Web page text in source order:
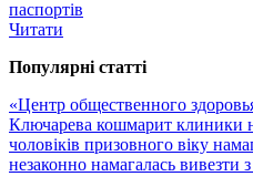
паспортів
Читати
Популярнi статтi
«Центр общественного
Ключарева кошмарит клиники
чоловіків призовного віку
незаконно намагалась вивезти